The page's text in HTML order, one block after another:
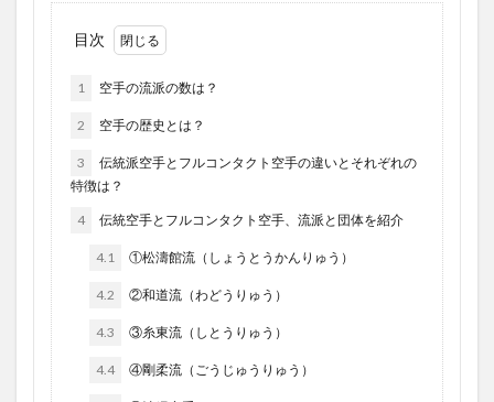
目次
1 空手の流派の数は？
2 空手の歴史とは？
3
伝統派空手とフルコンタクト空手の違いとそれぞれの
特徴は？
4 伝統空手とフルコンタクト空手、流派と団体を紹介
4.1 ①松濤館流（しょうとうかんりゅう）
4.2 ②和道流（わどうりゅう）
4.3 ③糸東流（しとうりゅう）
4.4 ④剛柔流（ごうじゅうりゅう）